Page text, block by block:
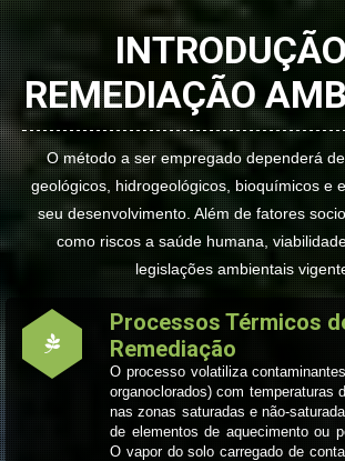
REMEDIAÇÃO
O método a ser empregado dependerá
geológicos, hidrogeológicos, bioquímicos e
seu desenvolvimento. Além de fatores
como riscos a saúde humana,
legislações ambientais
Processos Térmicos
Remediação
O processo volatiliza
organoclorados) com temperaturas
nas zonas saturadas e não-
de elementos de aquecimento ou
O vapor do solo carregado de